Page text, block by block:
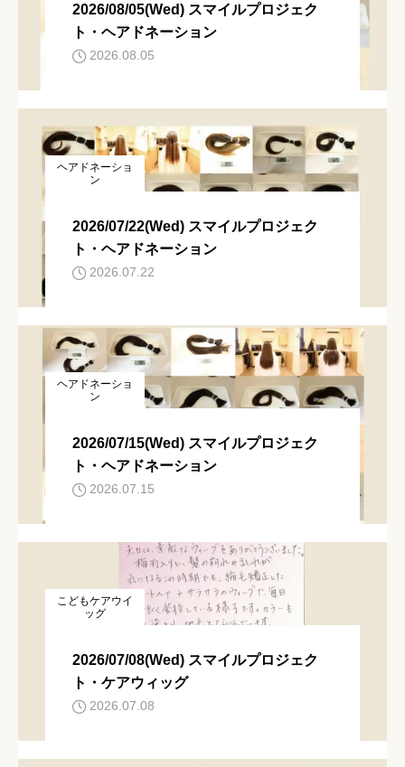
2026/08/05(Wed) スマイルプロジェク
ト・ヘアドネーション
2026.08.05
ヘアドネーショ
ン
2026/07/22(Wed) スマイルプロジェク
ト・ヘアドネーション
2026.07.22
ヘアドネーショ
ン
2026/07/15(Wed) スマイルプロジェク
ト・ヘアドネーション
2026.07.15
こどもケアウイ
ッグ
2026/07/08(Wed) スマイルプロジェク
ト・ケアウィッグ
2026.07.08